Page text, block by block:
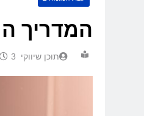
המדריך
תוכן שיווקי 3 חודשים Ago